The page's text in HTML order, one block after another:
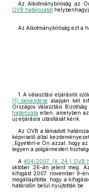
Az Alkotmánybíróság az
OVB határozatát
Az Alkotmánybíróság ezt a
1. A választási eljárásról
(1) bekezdése alapján két
Országos Választási
határozata ellen, amelyben
új eljárásra utasítását kérik.
Az OVB a támadott
képviselő által
„Egyetért-e Ön azzal, hogy
legyen a polgármesteri
A 454/2007. (X. 24.) OVB
október 26-án jelent meg.
kifogást 2007. november 9-
megállapította, hogy a
határidőn belül nyújtották be.